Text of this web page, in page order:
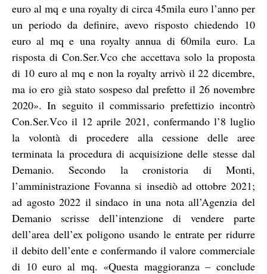
euro al mq e una royalty di circa 45mila euro l’anno per
un periodo da definire, avevo risposto chiedendo 10
euro al mq e una royalty annua di 60mila euro. La
risposta di Con.Ser.Vco che accettava solo la proposta
di 10 euro al mq e non la royalty arrivò il 22 dicembre,
ma io ero già stato sospeso dal prefetto il 26 novembre
2020». In seguito il commissario prefettizio incontrò
Con.Ser.Vco il 12 aprile 2021, confermando l’8 luglio
la volontà di procedere alla cessione delle aree
terminata la procedura di acquisizione delle stesse dal
Demanio. Secondo la cronistoria di Monti,
l’amministrazione Fovanna si insediò ad ottobre 2021;
ad agosto 2022 il sindaco in una nota all’Agenzia del
Demanio scrisse dell’intenzione di vendere parte
dell’area dell’ex poligono usando le entrate per ridurre
il debito dell’ente e confermando il valore commerciale
di 10 euro al mq. «Questa maggioranza – conclude